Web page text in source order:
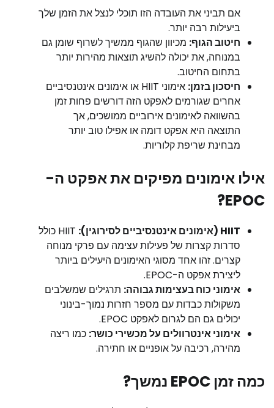
אם תביני את העובדה הזו תוכלי לנצל את הזמן שלך
ביעילות רבה יותר.
חיטוב הגוף: מכיוון שהגוף ממשיך לשרוף שומן גם
במנוחה, את יכולה להשיג תוצאות מהירות יותר
בתחום החיטוב.
חיסכון בזמן:
אימוני HIIT או אימונים אינטנסיביים
אחרים שגורמים לאפקט הזה דורשים פחות זמן
בהשוואה לאימונים אירוביים ממושכים, אך
התוצאה היא אפקט דומה או אפילו טוב יותר
מבחינת שריפת קלוריות.
אילו אימונים מפיקים את אפקט ה-
EPOC?
HIIT (אימונים אינטנסיביים לסירוגין):
HIIT כולל
סדרות קצרות של פעילות עצימה עם פרקי מנוחה
קצרים. זהו אחד מסוגי האימונים היעילים ביותר
ליצירת אפקט ה-EPOC.
אימוני כוח בעצימות גבוהה: תרגילים שמשלבים
משקולות כבדות עם מספר חזרות נמוך-בינוני
יכולים גם הם לגרום לאפקט EPOC.
אימוני אינטרוולים על מכשירי כושר: כמו ריצה
מהירה, רכיבה על אופניים או חתירה.
כמה זמן EPOC נמשך?